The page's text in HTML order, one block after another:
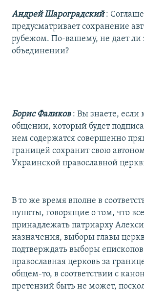
Андрей Шароградский:
предусматривает сохранение
рубежом. По-вашему, не дает ли
объединении?
Борис Фаликов : Вы знаете,
общении, который будет
нем содержатся совершенно
границей сохранит свою
Украинской православной
В то же время вполне в
пункты, говорящие о том, что
принадлежать патриарху
назначения, выборы главы
подтверждать выборы
православная церковь за
общем-то, в соответствии с
претензий быть не может,